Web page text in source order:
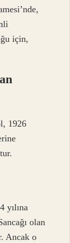
için,
1926
yılına
olan
Ancak o